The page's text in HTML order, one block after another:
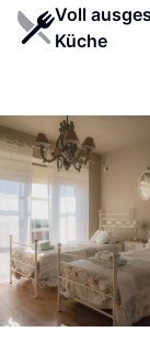
Voll
Küche